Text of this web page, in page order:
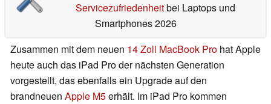
Servicezufriedenheitbei Laptops und
Smartphones 2026
Zusammen mit dem neuen 14 Zoll MacBook Pro hat Apple
heute auch das iPad Pro der nächsten Generation
vorgestellt, das ebenfalls ein Upgrade auf den
brandneuen Apple M5erhält. Im iPad Pro kommen